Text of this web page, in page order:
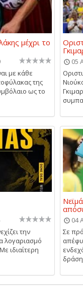
μέχρι το
με κάθε
της
ως το
05
την
λογαριασμό
ιδιαίτερη
04
Σε